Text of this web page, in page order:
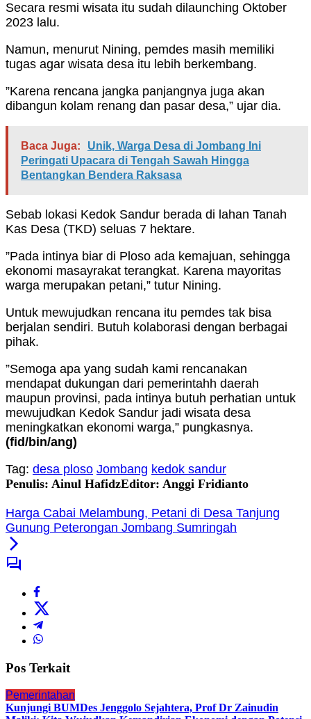
Secara resmi wisata itu sudah dilaunching Oktober
2023 lalu.
Namun, menurut Nining, pemdes masih memiliki
tugas agar wisata desa itu lebih berkembang.
”Karena rencana jangka panjangnya juga akan
dibangun kolam renang dan pasar desa,” ujar dia.
Baca Juga:
Unik, Warga Desa di Jombang Ini
Peringati Upacara di Tengah Sawah Hingga
Bentangkan Bendera Raksasa
Sebab lokasi Kedok Sandur berada di lahan Tanah
Kas Desa (TKD) seluas 7 hektare.
”Pada intinya biar di Ploso ada kemajuan, sehingga
ekonomi masayrakat terangkat. Karena mayoritas
warga merupakan petani,” tutur Nining.
Untuk mewujudkan rencana itu pemdes tak bisa
berjalan sendiri. Butuh kolaborasi dengan berbagai
pihak.
”Semoga apa yang sudah kami rencanakan
mendapat dukungan dari pemerintahh daerah
maupun provinsi, pada intinya butuh perhatian untuk
mewujudkan Kedok Sandur jadi wisata desa
meningkatkan ekonomi warga,” pungkasnya.
(fid/bin/ang)
Tag: desa ploso Jombang kedok sandur
Penulis: Ainul HafidzEditor: Anggi Fridianto
Harga Cabai Melambung, Petani di Desa Tanjung
Gunung Peterongan Jombang Sumringah
Pos Terkait
Pemerintahan
Kunjungi BUMDes Jenggolo Sejahtera, Prof Dr Zainudin